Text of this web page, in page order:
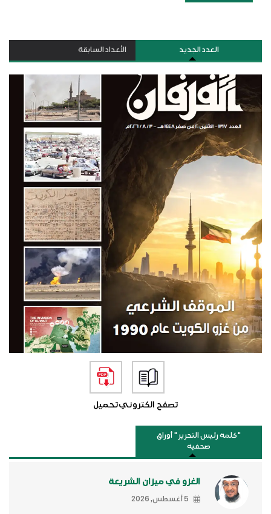
العدد الجديد الأعداد السابقة
تصفح الكترونيتحميل
"كلمة رئيس التحرير " أوراق
صحفية
الغزو في ميزان الشريعة
5 أغسطس, 2026